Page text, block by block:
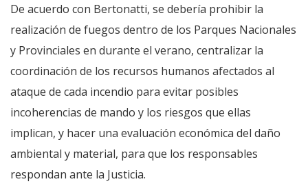
De acuerdo con Bertonatti, se debería prohibir la
realización de fuegos dentro de los Parques Nacionales
y Provinciales en durante el verano, centralizar la
coordinación de los recursos humanos afectados al
ataque de cada incendio para evitar posibles
incoherencias de mando y los riesgos que ellas
implican, y hacer una evaluación económica del daño
ambiental y material, para que los responsables
respondan ante la Justicia.